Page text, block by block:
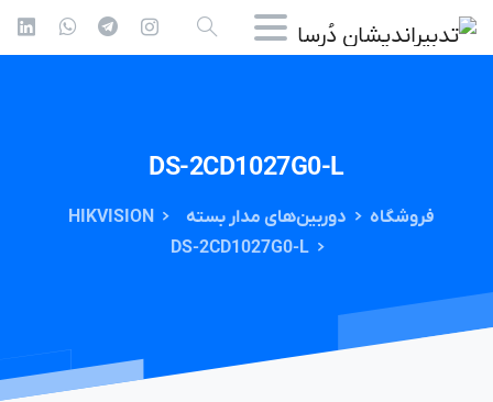
DS-2CD1027G0-L
فروشگاه دوربین‌های مدار بسته
HIKVISION
DS-2CD1027G0-L